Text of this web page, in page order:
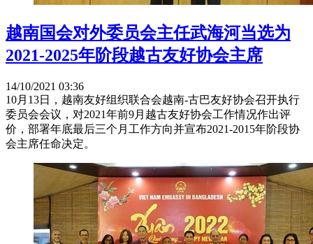
越南国会对外委员会主任武海河当选为
2021-2025年阶段越古友好协会主席
14/10/2021 03:36
10月13日，越南友好组织联合会越南-古巴友好协会召开执行
委员会会议，对2021年前9月越古友好协会工作情况作出评
价，部署年底最后三个月工作方向并宣布2021-2015年阶段协
会主席任命决定。